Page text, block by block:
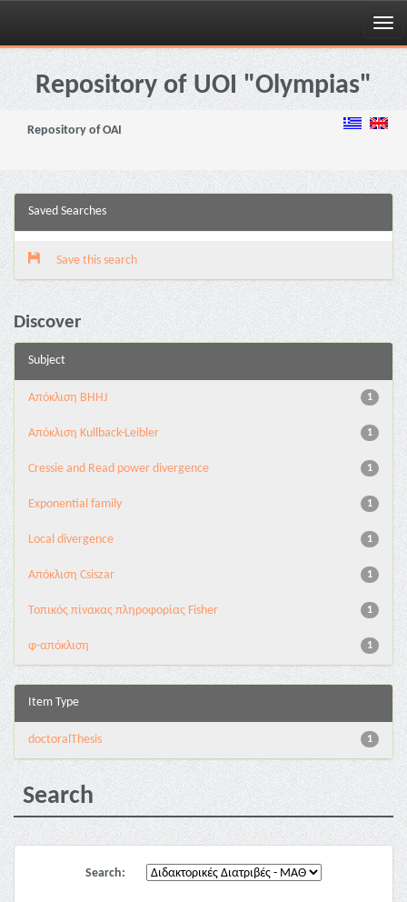
Skip
navigationRepository of UOI "Olympias"
Repository of OAI
Saved Searches
Save this search
Discover
Subject
1
Aπόκλιση BHHJ
1
Aπόκλιση Kullback-Leibler
1
Cressie and Read power divergence
1
Exponential family
1
Local divergence
1
Απόκλιση Csiszar
1
Τοπικός πίνακας πληροφορίας Fisher
1
φ-απόκλιση
Item Type
1
doctoralThesis
Search
Search: